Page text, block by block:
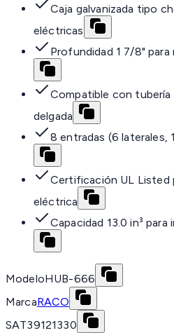
Caja galvanizada tipo
eléctricas
Profundidad 1 7/8"
Compatible con
delgada
8 entradas (6 laterales,
Certificación UL Listed
eléctrica
Capacidad 13.0 in³
ModeloHUB-666
MarcaRACO
SAT39121330